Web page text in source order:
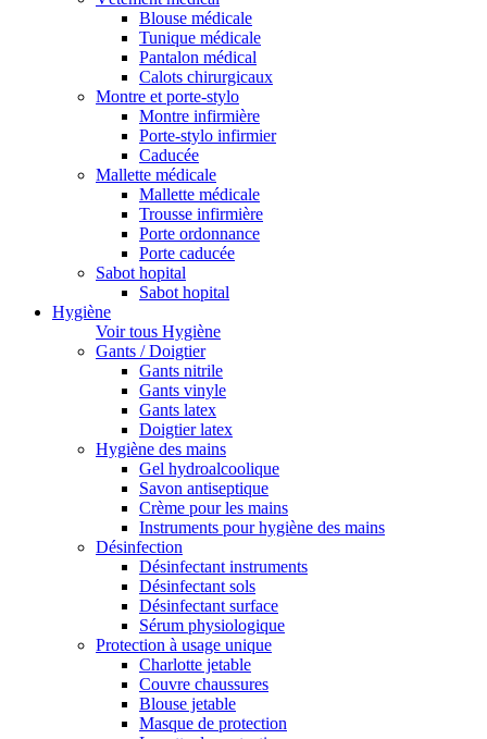
Blouse médicale
Tunique médicale
Pantalon médical
Calots chirurgicaux
Montre et porte-stylo
Montre infirmière
Porte-stylo infirmier
Caducée
Mallette médicale
Mallette médicale
Trousse infirmière
Porte ordonnance
Porte caducée
Sabot hopital
Sabot hopital
Hygiène
Voir tous Hygiène
Gants / Doigtier
Gants nitrile
Gants vinyle
Gants latex
Doigtier latex
Hygiène des mains
Gel hydroalcoolique
Savon antiseptique
Crème pour les mains
Instruments pour hygiène des mains
Désinfection
Désinfectant instruments
Désinfectant sols
Désinfectant surface
Sérum physiologique
Protection à usage unique
Charlotte jetable
Couvre chaussures
Blouse jetable
Masque de protection